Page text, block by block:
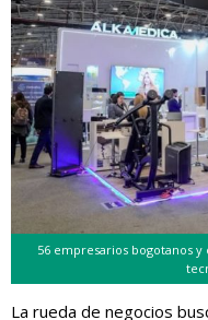
56 empresarios bogotanos
La rueda de negocios